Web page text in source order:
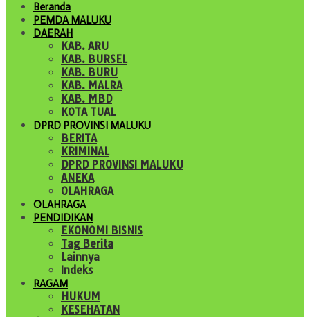
Beranda
PEMDA MALUKU
DAERAH
KAB. ARU
KAB. BURSEL
KAB. BURU
KAB. MALRA
KAB. MBD
KOTA TUAL
DPRD PROVINSI MALUKU
BERITA
KRIMINAL
DPRD PROVINSI MALUKU
ANEKA
OLAHRAGA
OLAHRAGA
PENDIDIKAN
EKONOMI BISNIS
Tag Berita
Lainnya
Indeks
RAGAM
HUKUM
KESEHATAN